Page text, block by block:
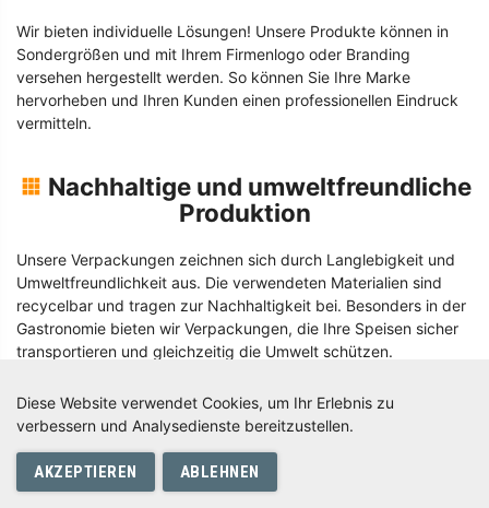
Diese Website verwendet Cookies, um Ihr Erlebnis zu
verbessern und Analysedienste bereitzustellen.
AKZEPTIEREN ABLEHNEN
Wir bieten individuelle Lösungen! Unsere Produkte können in
Sondergrößen und mit Ihrem Firmenlogo oder Branding
versehen hergestellt werden. So können Sie Ihre Marke
hervorheben und Ihren Kunden einen professionellen Eindruck
vermitteln.
Nachhaltige und umweltfreundliche
Produktion
Unsere Verpackungen zeichnen sich durch Langlebigkeit und
Umweltfreundlichkeit aus. Die verwendeten Materialien sind
recycelbar und tragen zur Nachhaltigkeit bei. Besonders in der
Gastronomie bieten wir Verpackungen, die Ihre Speisen sicher
transportieren und gleichzeitig die Umwelt schützen.
Faire Preise und schnelle Lieferung
Mit günstigen Preisen für Kartons, Boxen und